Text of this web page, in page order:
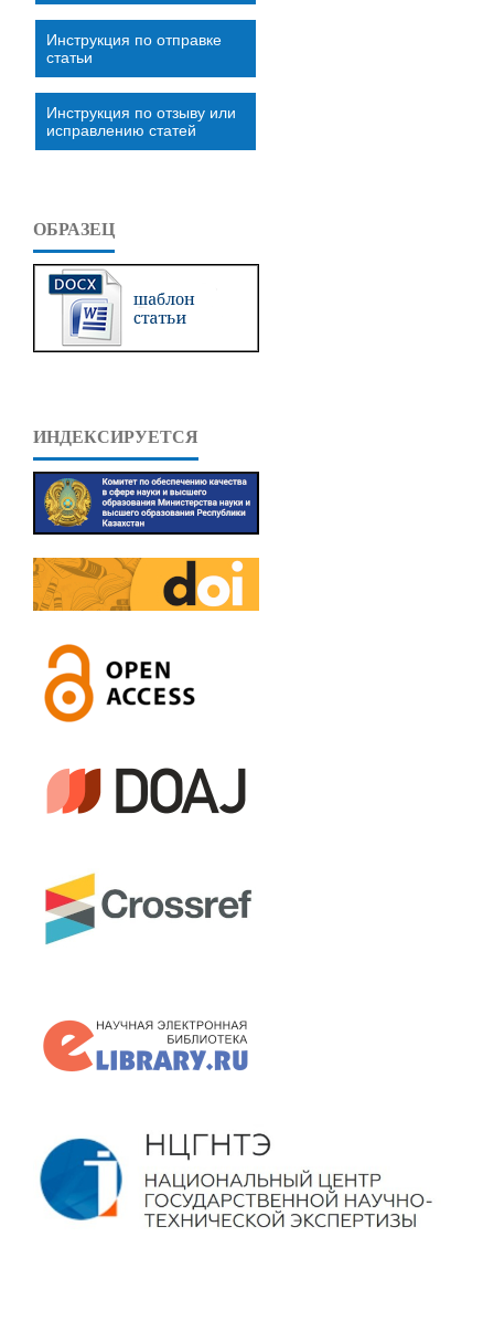
Инструкция по отправке
статьи
Инструкция по отзыву или
исправлению статей
ОБРАЗЕЦ
ИНДЕКСИРУЕТСЯ